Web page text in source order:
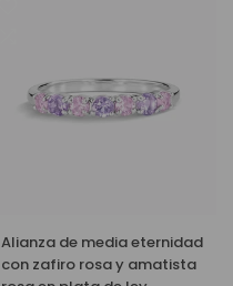
Alianza de media eternidad
con zafiro rosa y amatista